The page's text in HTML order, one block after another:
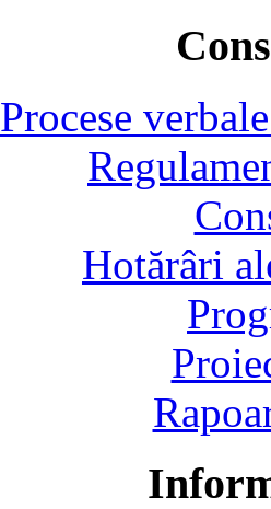
Procese
Hotărâri